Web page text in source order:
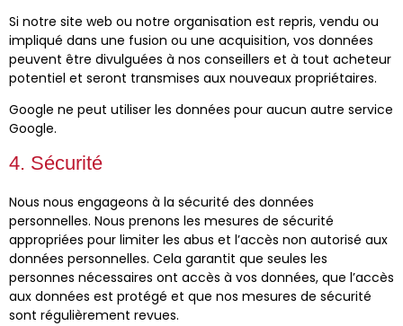
Si notre site web ou notre organisation est repris, vendu ou
impliqué dans une fusion ou une acquisition, vos données
peuvent être divulguées à nos conseillers et à tout acheteur
potentiel et seront transmises aux nouveaux propriétaires.
Google ne peut utiliser les données pour aucun autre service
Google.
4. Sécurité
Nous nous engageons à la sécurité des données
personnelles. Nous prenons les mesures de sécurité
appropriées pour limiter les abus et l’accès non autorisé aux
données personnelles. Cela garantit que seules les
personnes nécessaires ont accès à vos données, que l’accès
aux données est protégé et que nos mesures de sécurité
sont régulièrement revues.